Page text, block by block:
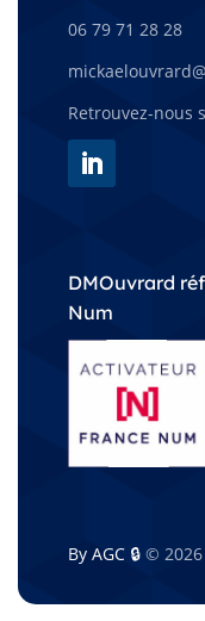
06 79 71 28 28
Retrouvez-nous
DMOuvrard
Num
By AGC 🔒© 2026